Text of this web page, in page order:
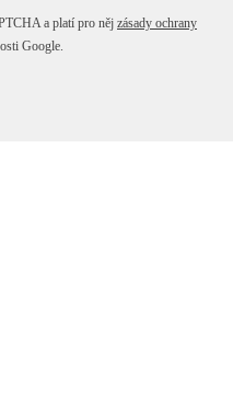
a platí pro něj zásady ochrany
Google.